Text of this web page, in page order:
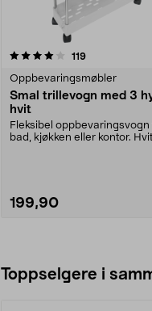
119anmeldelser
Oppbevaringsmøbler
Smal trillevogn med 3
hvit
Fleksibel oppbevaringsvogn
bad, kjøkken eller kontor. Hvit
199,90
Toppselgere i